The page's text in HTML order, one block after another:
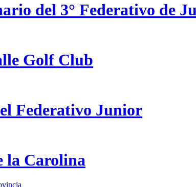
del 3° Federativo de
Golf Club
Federativo Junior
la Carolina